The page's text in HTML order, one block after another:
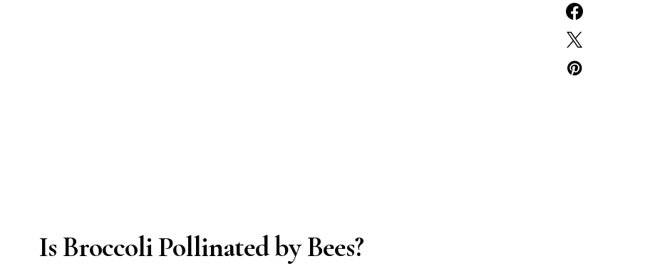
Is Broccoli Pollinated by Bees?